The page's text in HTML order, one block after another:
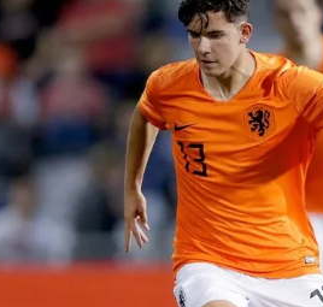
olarak kullanılan çerezlerle